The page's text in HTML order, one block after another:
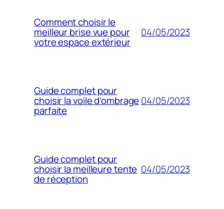
Comment choisir le
meilleur brise vue pour
votre espace extérieur
04/05/2023
Guide complet pour
choisir la voile d’ombrage
parfaite
04/05/2023
Guide complet pour
choisir la meilleure tente
de réception
04/05/2023